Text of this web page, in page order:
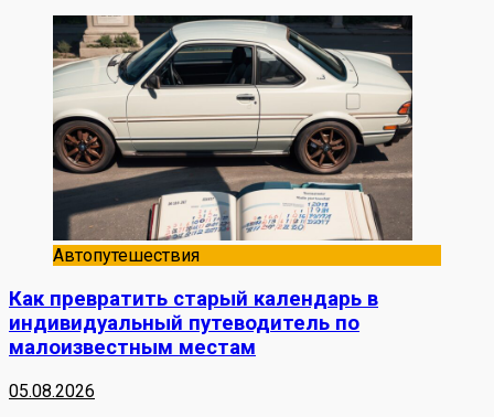
Автопутешествия
Как превратить старый календарь в
индивидуальный путеводитель по
малоизвестным местам
05.08.2026